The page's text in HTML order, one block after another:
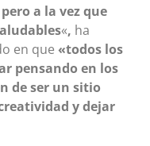
a la vez que
«, ha
en que «todos los
pensando en los
de ser un sitio
y dejar